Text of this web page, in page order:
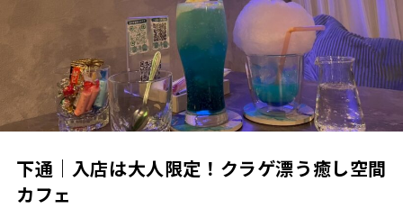
下通｜入店は大人限定！クラゲ漂う癒し空間
カフェ